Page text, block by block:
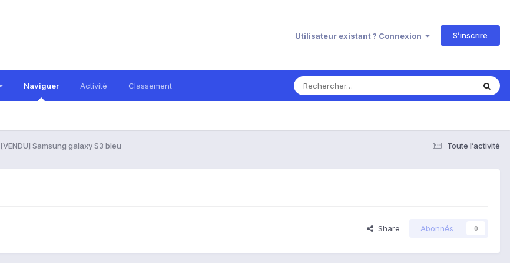
Utilisateur existant ? Connexion S’inscrire
Naviguer Activité Classement
Toute l’activité
[VENDU] Samsung galaxy S3 bleu
Share Abonnés 0